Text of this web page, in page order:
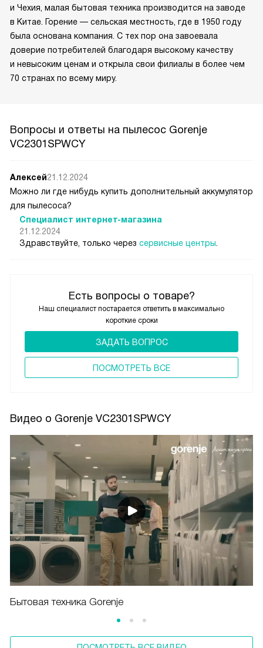
и Чехия, малая бытовая техника производится на заводе
в Китае. Горение — сельская местность, где в 1950 году
была основана компания. С тех пор она завоевала
доверие потребителей благодаря высокому качеству
и невысоким ценам и открыла свои филиалы в более чем
70 странах по всему миру.
Вопросы и ответы на пылесос Gorenje
VC2301SPWCY
Есть вопросы о товаре?
Наш специалист постарается ответить в максимально
короткие сроки
ЗАДАТЬ ВОПРОС
ПОCМОТРЕТЬ ВСЕ
Алексей21.12.2024
Можно ли где нибудь купить дополнительный аккумулятор
для пылесоса?
Специалист интернет-магазина
21.12.2024
Здравствуйте, только через сервисные центры.
Видео о Gorenje VC2301SPWCY
Бытовая техника Gorenje